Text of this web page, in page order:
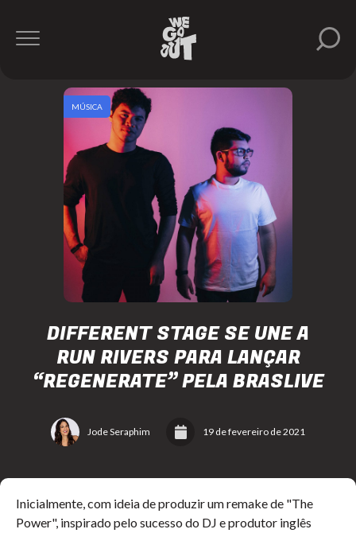
DIFFERENT STAGE SE UNE A
RUN RIVERS PARA LANÇAR
“REGENERATE” PELA BRASLIVE
Jode Seraphim 19 de fevereiro de 2021
MÚSICA
Inicialmente, com ideia de produzir um remake de "The
Power", inspirado pelo sucesso do DJ e produtor inglês